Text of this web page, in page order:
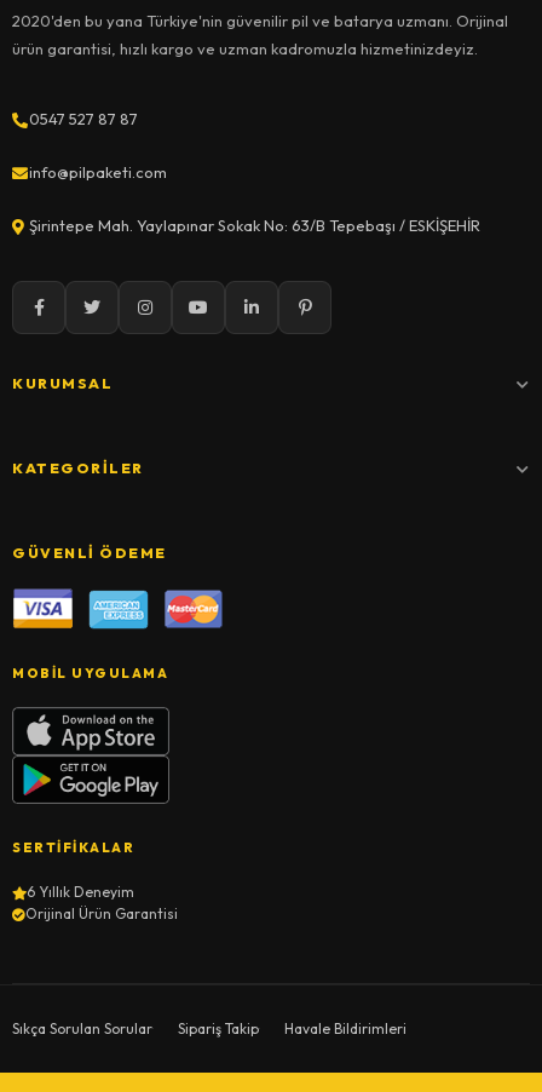
2020'den bu yana Türkiye'nin güvenilir pil ve batarya uzmanı. Orijinal
ürün garantisi, hızlı kargo ve uzman kadromuzla hizmetinizdeyiz.
0547 527 87 87
info@pilpaketi.com
Şirintepe Mah. Yaylapınar Sokak No: 63/B Tepebaşı / ESKİŞEHİR
KURUMSAL
KATEGORILER
GÜVENLI ÖDEME
MOBIL UYGULAMA
SERTIFIKALAR
6 Yıllık Deneyim
Orijinal Ürün Garantisi
Sıkça Sorulan Sorular Sipariş Takip Havale Bildirimleri